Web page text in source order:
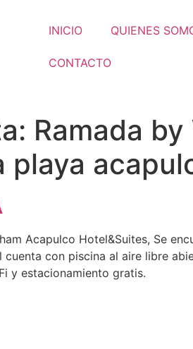
INICIO QUIENES
CONTACTO
Ramada
playa
Acapulco Hotel&Suites, Se
cuenta con piscina al aire libre
y estacionamiento gratis.